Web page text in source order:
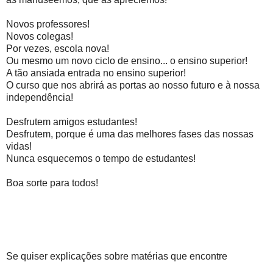
Novos professores!
Novos colegas!
Por vezes, escola nova!
Ou mesmo um novo ciclo de ensino... o ensino superior!
A tão ansiada entrada no ensino superior!
O curso que nos abrirá as portas ao nosso futuro e à nossa
independência!
Desfrutem amigos estudantes!
Desfrutem, porque é uma das melhores fases das nossas
vidas!
Nunca esquecemos o tempo de estudantes!
Boa sorte para todos!
Se quiser explicações sobre matérias que encontre